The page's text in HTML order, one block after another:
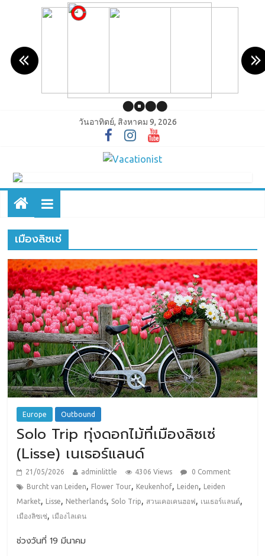
วันอาทิตย์, สิงหาคม 9, 2026
เมืองลิซเซ่
Europe Outbound
Solo Trip ทุ่งดอกไม้ที่เมืองลิซเซ่
(Lisse) เนเธอร์แลนด์
21/05/2026 adminlittle 4306 Views
0 Comment
Burcht van Leiden, Flower Tour, Keukenhof, Leiden,
Leiden
Market, Lisse, Netherlands, Solo Trip, สวนเคอเคนฮอฟ , เนเธอร์แลนด์,
เมืองลิซเซ่, เมืองไลเดน
ช่วงวันที่ 19 มีนาคม